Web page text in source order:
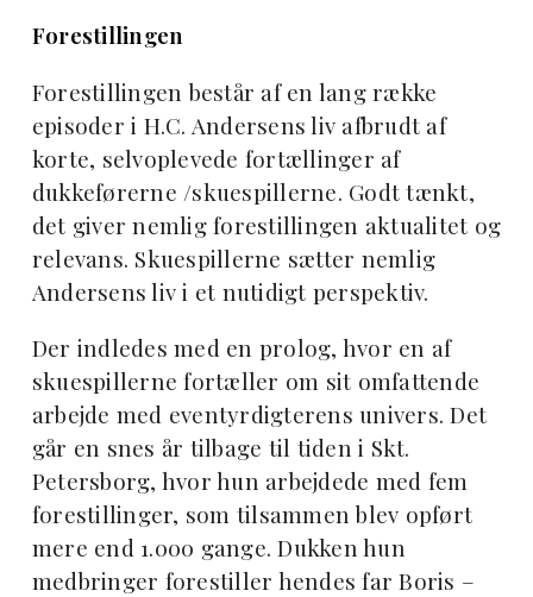
Forestillingen
Forestillingen består af en lang række
episoder i H.C. Andersens liv afbrudt af
korte, selvoplevede fortællinger af
dukkeførerne /skuespillerne. Godt tænkt,
det giver nemlig forestillingen aktualitet og
relevans. Skuespillerne sætter nemlig
Andersens liv i et nutidigt perspektiv.
Der indledes med en prolog, hvor en af
skuespillerne fortæller om sit omfattende
arbejde med eventyrdigterens univers. Det
går en snes år tilbage til tiden i Skt.
Petersborg, hvor hun arbejdede med fem
forestillinger, som tilsammen blev opført
mere end 1.000 gange. Dukken hun
medbringer forestiller hendes far Boris –